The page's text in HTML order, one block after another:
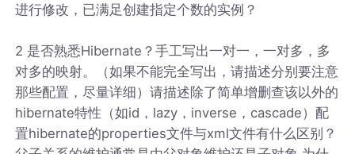
进行修改，已满足创建指定个数的实例？
2 是否熟悉Hibernate？手工写出一对一，一对多，多
对多的映射。（如果不能完全写出，请描述分别要注意
那些配置，尽量详细）请描述除了简单增删查该以外的
hibernate特性（如id，lazy，inverse，cascade）配
置hibernate的properties文件与xml文件有什么区别？